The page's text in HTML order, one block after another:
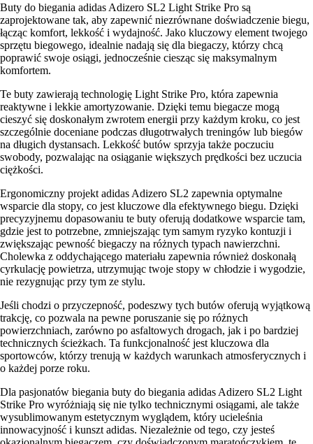
Buty do biegania adidas Adizero SL2 Light Strike Pro są
zaprojektowane tak, aby zapewnić niezrównane doświadczenie biegu,
łącząc komfort, lekkość i wydajność. Jako kluczowy element twojego
sprzętu biegowego, idealnie nadają się dla biegaczy, którzy chcą
poprawić swoje osiągi, jednocześnie ciesząc się maksymalnym
komfortem.
Te buty zawierają technologię Light Strike Pro, która zapewnia
reaktywne i lekkie amortyzowanie. Dzięki temu biegacze mogą
cieszyć się doskonałym zwrotem energii przy każdym kroku, co jest
szczególnie doceniane podczas długotrwałych treningów lub biegów
na długich dystansach. Lekkość butów sprzyja także poczuciu
swobody, pozwalając na osiąganie większych prędkości bez uczucia
ciężkości.
Ergonomiczny projekt adidas Adizero SL2 zapewnia optymalne
wsparcie dla stopy, co jest kluczowe dla efektywnego biegu. Dzięki
precyzyjnemu dopasowaniu te buty oferują dodatkowe wsparcie tam,
gdzie jest to potrzebne, zmniejszając tym samym ryzyko kontuzji i
zwiększając pewność biegaczy na różnych typach nawierzchni.
Cholewka z oddychającego materiału zapewnia również doskonałą
cyrkulację powietrza, utrzymując twoje stopy w chłodzie i wygodzie,
nie rezygnując przy tym ze stylu.
Jeśli chodzi o przyczepność, podeszwy tych butów oferują wyjątkową
trakcję, co pozwala na pewne poruszanie się po różnych
powierzchniach, zarówno po asfaltowych drogach, jak i po bardziej
technicznych ścieżkach. Ta funkcjonalność jest kluczowa dla
sportowców, którzy trenują w każdych warunkach atmosferycznych i
o każdej porze roku.
Dla pasjonatów biegania buty do biegania adidas Adizero SL2 Light
Strike Pro wyróżniają się nie tylko technicznymi osiągami, ale także
wysublimowanym estetycznym wyglądem, który ucieleśnia
innowacyjność i kunszt adidas. Niezależnie od tego, czy jesteś